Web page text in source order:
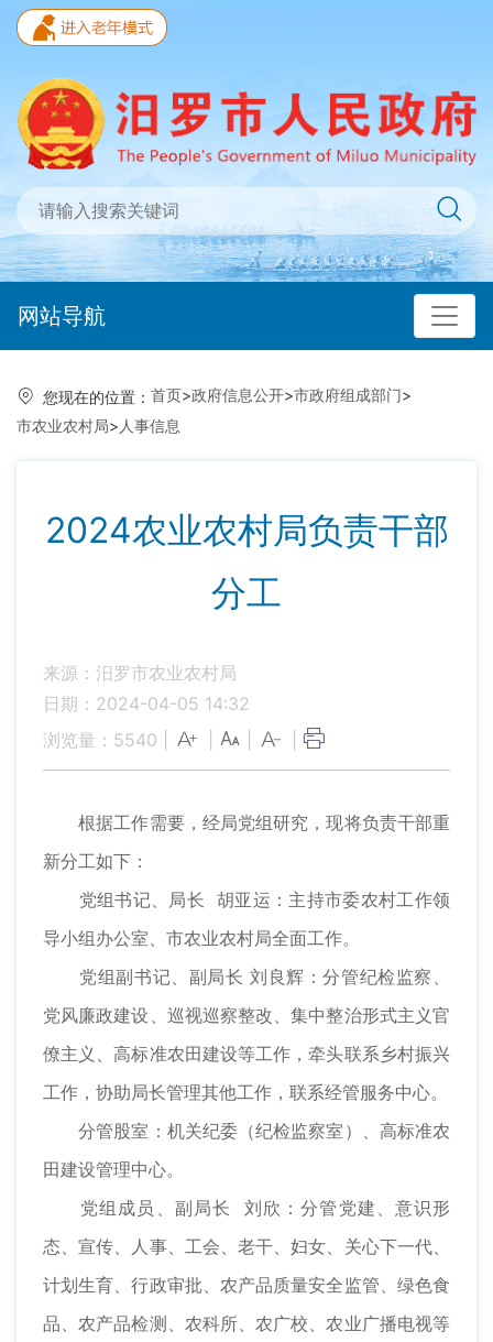
网站导航
您现在的位置： 首页>政府信息公开>市政府组成部门>
市农业农村局> 人事信息
2024农业农村局负责干部
分工
来源：汨罗市农业农村局
日期：2024-04-05 14:32
浏览量： 5540
根据工作需要，经局党组研究，现将负责干部重
新分工如下：
党组书记、局长 胡亚运：主持市委农村工作领
导小组办公室、市农业农村局全面工作。
党组副书记、副局长 刘良辉：分管纪检监察、
党风廉政建设、巡视巡察整改、集中整治形式主义官
僚主义、高标准农田建设等工作，牵头联系乡村振兴
工作，协助局长管理其他工作，联系经管服务中心。
分管股室：机关纪委（纪检监察室）、高标准农
田建设管理中心。
党组成员、副局长 刘欣：分管党建、意识形
态、宣传、人事、工会、老干、妇女、关心下一代、
计划生育、行政审批、农产品质量安全监管、绿色食
品、农产品检测、农科所、农广校、农业广播电视等